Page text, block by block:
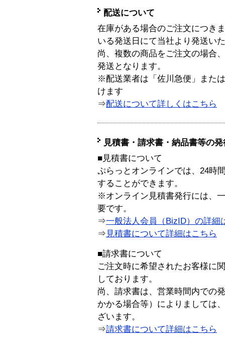
配送について
在庫がある場合のご注文につき
いる発送日にて当社より発送い
尚、複数の商品をご注文の場合
発送となります。
※配送業者は「佐川急便」また
けます
⇒配送について詳しくはこちら
見積書・請求書・納品書等の
■見積書について
ぷらっとオンラインでは、24時
することができます。
※オンライン見積書発行には、
要です。
⇒一般法人会員（BizID）の詳細
⇒ 見積書について詳細はこちら
■請求書について
ご注文時に希望されたお客様に
しております。
尚、請求書は、営業時間内での
かかる場合等）によりましては
ざいます。
⇒請求書について詳細はこちら